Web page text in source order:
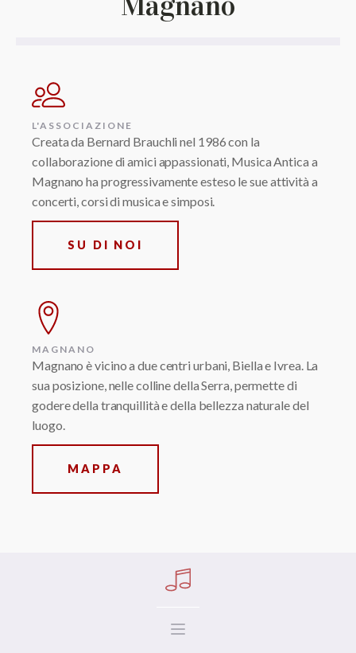
L'ASSOCIAZIONE
Creata da Bernard Brauchli nel 1986 con la
collaborazione di amici appassionati, Musica Antica a
Magnano ha progressivamente esteso le sue attività a
concerti, corsi di musica e simposi.
SU DI NOI
MAGNANO
Magnano è vicino a due centri urbani, Biella e Ivrea. La
sua posizione, nelle colline della Serra, permette di
godere della tranquillità e della bellezza naturale del
luogo.
MAPPA